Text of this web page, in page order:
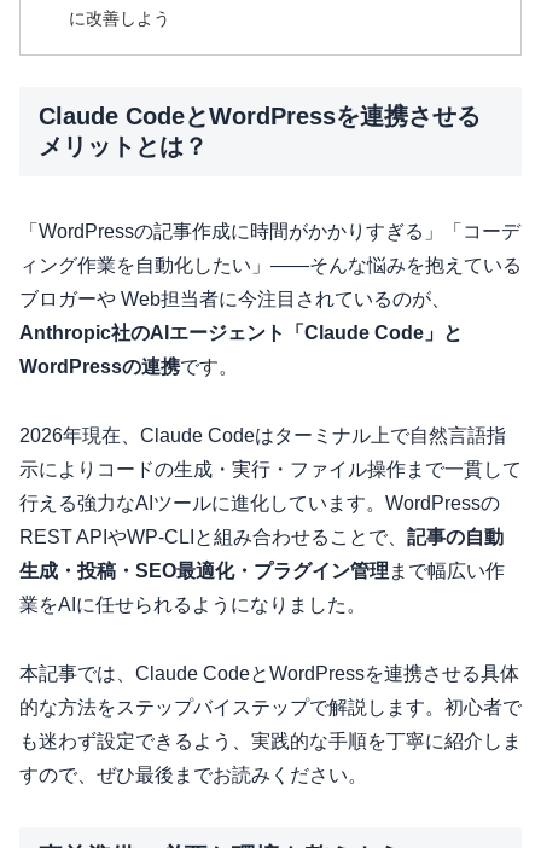
に改善しよう
Claude CodeとWordPressを連携させる
メリットとは？
「WordPressの記事作成に時間がかかりすぎる」「コーデ
ィング作業を自動化したい」——そんな悩みを抱えている
ブロガーや Web担当者に今注目されているのが、
Anthropic社のAIエージェント「Claude Code」と
WordPressの連携です。
2026年現在、Claude Codeはターミナル上で自然言語指
示によりコードの生成・実行・ファイル操作まで一貫して
行える強力なAIツールに進化しています。WordPressの
REST APIやWP-CLIと組み合わせることで、 記事の自動
生成・投稿・SEO最適化・プラグイン管理 まで幅広い作
業をAIに任せられるようになりました。
本記事では、Claude CodeとWordPressを連携させる具体
的な方法をステップバイステップで解説します。初心者で
も迷わず設定できるよう、実践的な手順を丁寧に紹介しま
すので、ぜひ最後までお読みください。